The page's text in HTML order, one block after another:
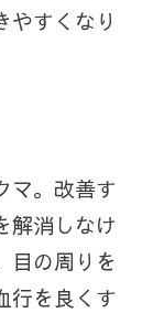
やすくなり
マ。改善す
解消しなけ
目の周りを
行を良くす